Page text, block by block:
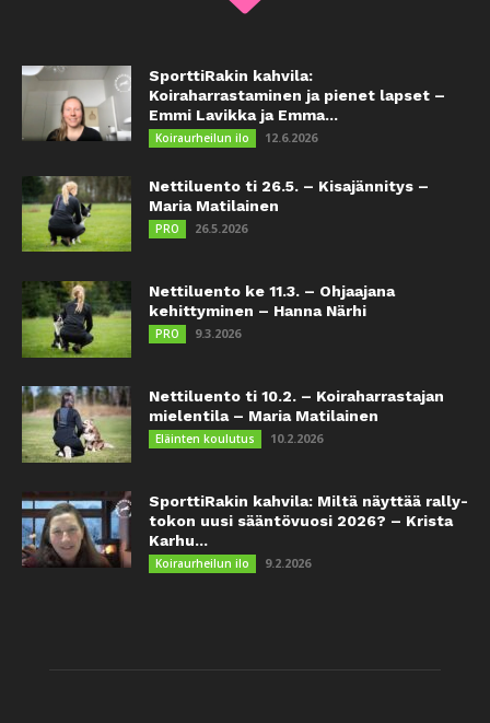
SporttiRakin kahvila:
Koiraharrastaminen ja pienet lapset –
Emmi Lavikka ja Emma...
Koiraurheilun ilo 12.6.2026
Nettiluento ti 26.5. – Kisajännitys –
Maria Matilainen
PRO 26.5.2026
Nettiluento ke 11.3. – Ohjaajana
kehittyminen – Hanna Närhi
PRO 9.3.2026
Nettiluento ti 10.2. – Koiraharrastajan
mielentila – Maria Matilainen
Eläinten koulutus 10.2.2026
SporttiRakin kahvila: Miltä näyttää rally-
tokon uusi sääntövuosi 2026? – Krista
Karhu...
Koiraurheilun ilo 9.2.2026